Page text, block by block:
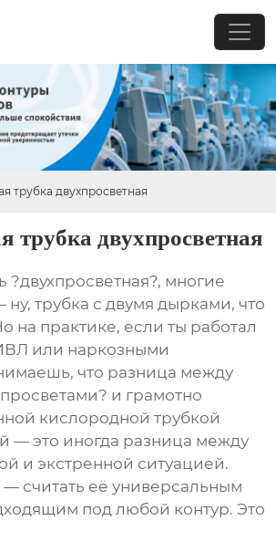
трубка двухпросветная
трубка двухпросветная
многие
трубка с двумя дырками, что
на практике, если ты работал
или наркозными
что разница между
и грамотно
кислородной трубкой
— это иногда разница между
и экстренной ситуацией.
считать её универсальным
под любой контур. Это